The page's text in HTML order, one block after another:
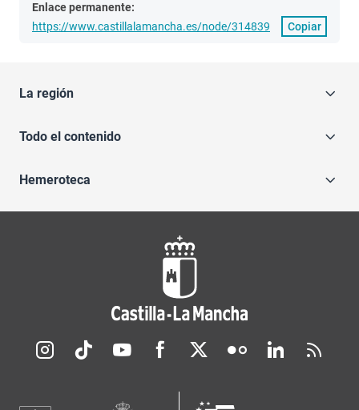
Enlace permanente:
https://www.castillalamancha.es/node/314839
Copiar
La región
Todo el contenido
Hemeroteca
Redes sociales JCCM